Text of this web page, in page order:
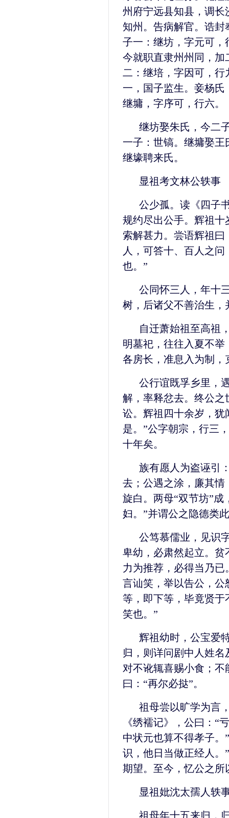
州府宁远县知县，调
知州。告病解官。诰
子一：继坊，字元可
今就职直隶州州同，
二：继培，字因可，
一，国子监生。妾杨
继墉，字序可，行六。
继坊娶朱氏，今二
一子：世镐。继墉娶
继壕聘来氏。
显祖考文林公轶事
公少孤。读《四子
规约尽出公手。辉祖
索解甚力。尝语辉祖
人，可答十、百人之
也。”
公同怀三人，年十
树，后诸父不善治生
自迁萧始祖至高祖
明墓祀，往往入夏不
各房长，准息入为制
公行谊既孚乡里，
解，率释忿去。终公
讼。辉祖四十余岁，犹
是。”公字朝宗，行三
十年矣。
族有愿人为盗诬引
去；公遇之涂，廉其
旋白。两母“双节坊”
妇。”并谓公之隐德类
公笃慕儒业，见识
卑幼，必肃然起立。
力为推荐，必得当乃
言讪笑，举以告公，公
等，即下等，毕竟贤
笑也。”
辉祖幼时，公宝爱
归，则详问剧中人姓
对不讹辄喜赐小食；
曰：“再尔必挞”。
祖母尝以旷学为言
《绣襦记》，公曰：“
中状元也算不得孝子。
识，他日当做正经人。
期望。至今，忆公之
显祖妣沈太孺人轶
祖母年十五来归，